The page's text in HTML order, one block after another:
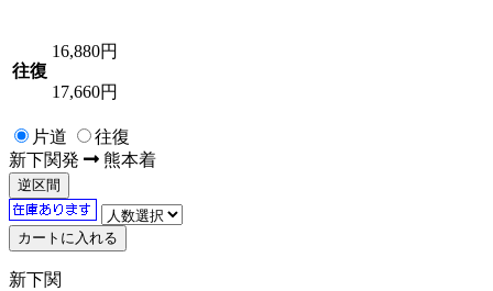
往復
16,880円
17,660円
片道
往復
新下関発 熊本着
逆区間
新下関